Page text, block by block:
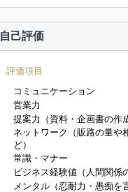
自己評価
評価項目
コミュニケーション
営業力
提案力（資料・企画書の作
ネットワーク（販路の量や
ど）
常識・マナー
ビジネス経験値（人間関係
メンタル（忍耐力・愚痴を